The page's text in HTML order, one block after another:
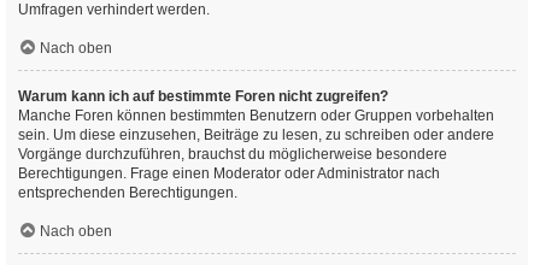
Umfragen verhindert werden.
Nach oben
Warum kann ich auf bestimmte Foren nicht zugreifen?
Manche Foren können bestimmten Benutzern oder Gruppen vorbehalten
sein. Um diese einzusehen, Beiträge zu lesen, zu schreiben oder andere
Vorgänge durchzuführen, brauchst du möglicherweise besondere
Berechtigungen. Frage einen Moderator oder Administrator nach
entsprechenden Berechtigungen.
Nach oben